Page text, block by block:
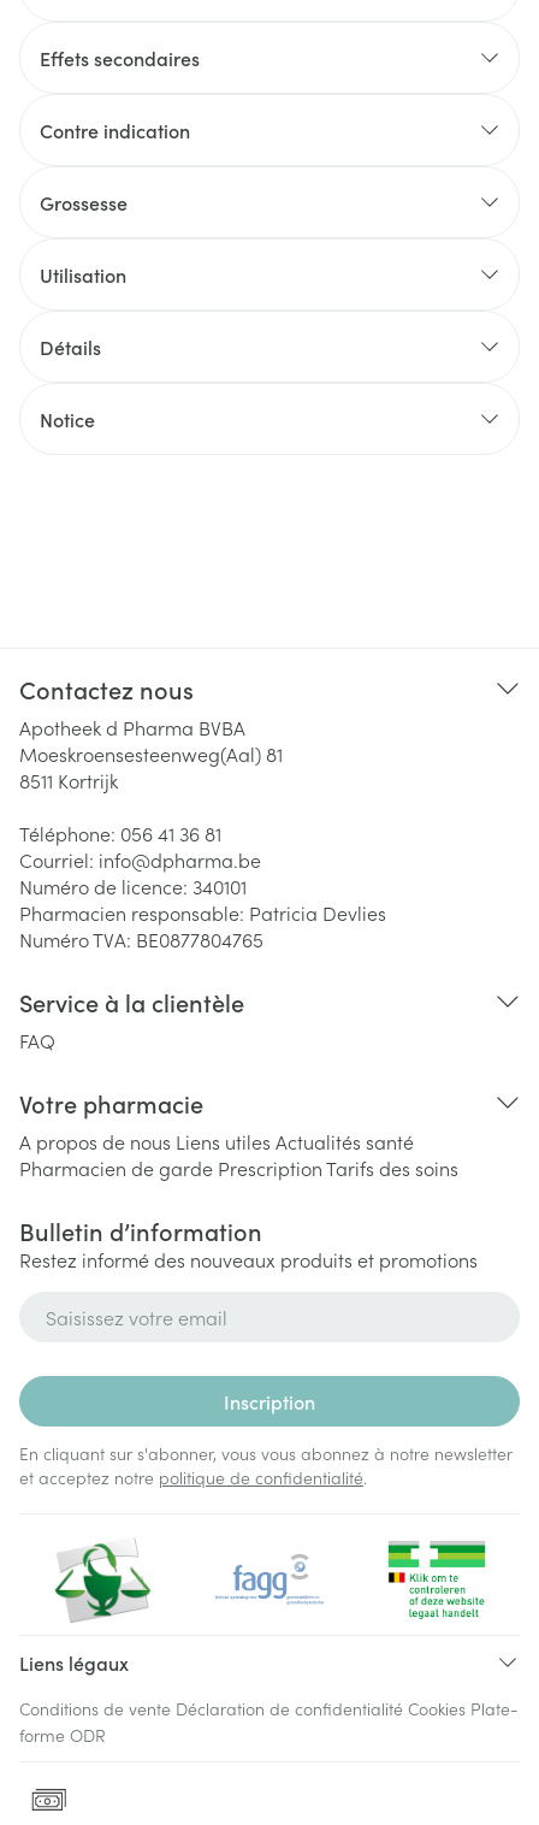
Effets secondaires
Contre indication
Grossesse
Utilisation
Détails
Notice
Contactez nous
Apotheek d Pharma BVBA
Moeskroensesteenweg(Aal) 81
8511 Kortrijk
Téléphone: 056 41 36 81
Courriel: info@dpharma.be
Numéro de licence: 340101
Pharmacien responsable: Patricia Devlies
Numéro TVA: BE0877804765
Service à la clientèle
FAQ
Votre pharmacie
A propos de nous Liens utiles Actualités santé
Pharmacien de garde PrescriptionTarifs des soins
Bulletin d’information
Restez informé des nouveaux produits et promotions
Inscription
En cliquant sur s'abonner, vous vous abonnez à notre newsletter
et acceptez notre politique de confidentialité.
Liens légaux
Conditions de vente Déclaration de confidentialité Cookies Plate-
forme ODR